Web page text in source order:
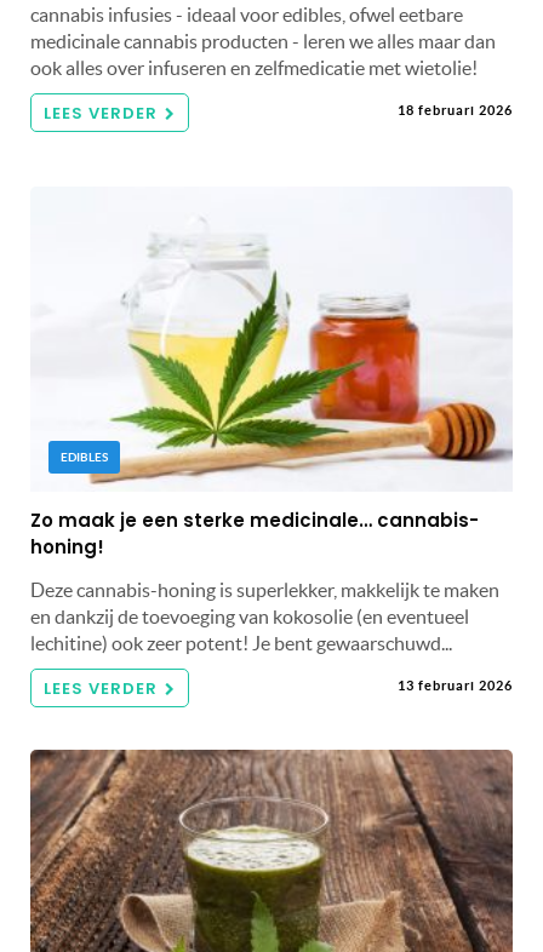
cannabis infusies - ideaal voor edibles, ofwel eetbare
medicinale cannabis producten - leren we alles maar dan
ook alles over infuseren en zelfmedicatie met wietolie!
LEES VERDER 18 februari 2026
EDIBLES
Zo maak je een sterke medicinale… cannabis-
honing!
Deze cannabis-honing is superlekker, makkelijk te maken
en dankzij de toevoeging van kokosolie (en eventueel
lechitine) ook zeer potent! Je bent gewaarschuwd...
LEES VERDER 13 februari 2026